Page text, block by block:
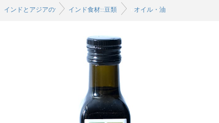
インドとアジアの食品・食材インド食材::豆類 オイル・油